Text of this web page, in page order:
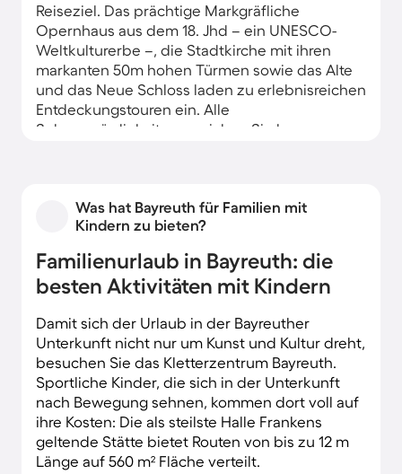
Reiseziel. Das prächtige Markgräfliche
Opernhaus aus dem 18. Jhd – ein UNESCO-
Weltkulturerbe –, die Stadtkirche mit ihren
markanten 50m hohen Türmen sowie das Alte
und das Neue Schloss laden zu erlebnisreichen
Entdeckungstouren ein. Alle
Sehenswürdigkeiten erreichen Sie bequem zu
Was hat Bayreuth für Familien mit
Kindern zu bieten?
Familienurlaub in Bayreuth: die
besten Aktivitäten mit Kindern
Damit sich der Urlaub in der Bayreuther
Unterkunft nicht nur um Kunst und Kultur dreht,
besuchen Sie das Kletterzentrum Bayreuth.
Sportliche Kinder, die sich in der Unterkunft
nach Bewegung sehnen, kommen dort voll auf
ihre Kosten: Die als steilste Halle Frankens
geltende Stätte bietet Routen von bis zu 12 m
Länge auf 560 m² Fläche verteilt.